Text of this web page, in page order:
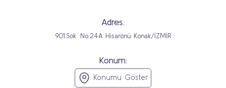
Adres:
901.Sok. No:24A Hisarönü Konak/İZMİR
Konum:
Konumu Göster